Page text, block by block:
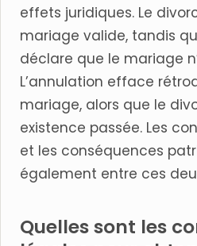
effets juridiques. Le
mariage valide, tandis
déclare que le mariage
L’annulation efface
mariage, alors que le
existence passée. Les
et les conséquences
également entre ces
Quelles sont les